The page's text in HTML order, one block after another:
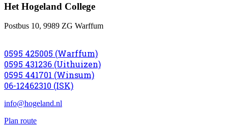
Het Hogeland College
Postbus 10, 9989 ZG Warffum
0595 425005 (Warffum)
0595 431236 (Uithuizen)
0595 441701 (Winsum)
06-12462310 (ISK)
info@hogeland.nl
Plan route